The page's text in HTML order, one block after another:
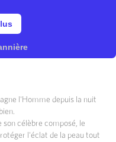
l'Homme depuis la nuit
célèbre composé, le
l'éclat de la peau tout